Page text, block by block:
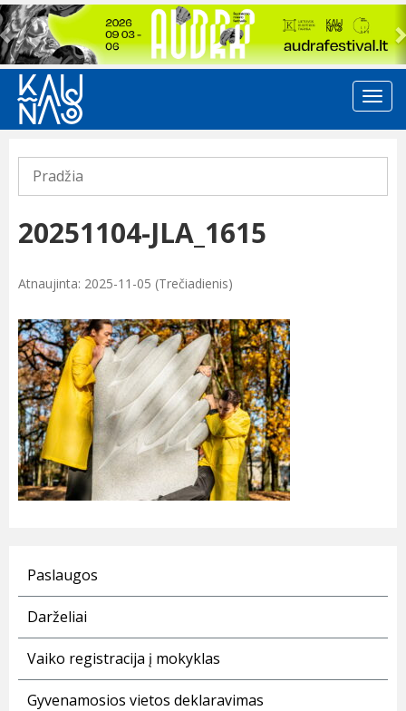
Previous
Pradžia
20251104-JLA_1615
Atnaujinta: 2025-11-05 (Trečiadienis)
Paslaugos
Darželiai
Vaiko registracija į mokyklas
Gyvenamosios vietos deklaravimas